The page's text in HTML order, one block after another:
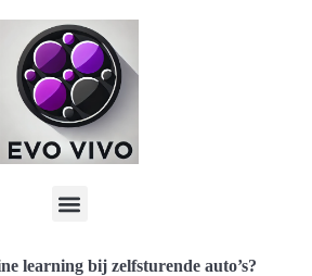
learning bij zelfsturende auto’s?